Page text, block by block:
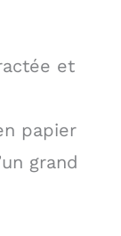
et
papier
grand